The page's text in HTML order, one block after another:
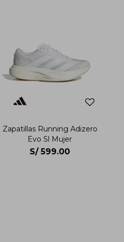
Zapatillas Running Adizero
Evo Sl Mujer
S/ 599.00